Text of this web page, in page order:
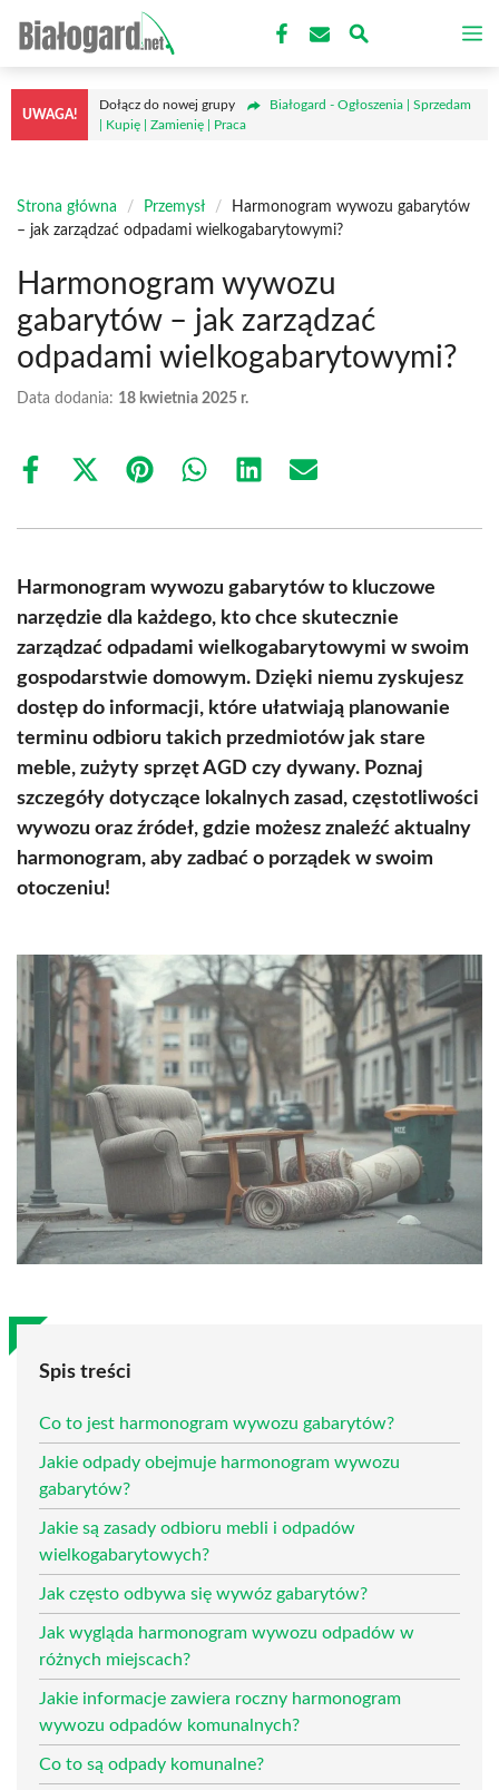
treści
UWAGA!
Dołącz do nowej grupy
Białogard - Ogłoszenia | Sprzedam
| Kupię | Zamienię | Praca
Strona główna / Przemysł /
Harmonogram wywozu gabarytów
– jak zarządzać odpadami wielkogabarytowymi?
Harmonogram wywozu
gabarytów – jak zarządzać
odpadami wielkogabarytowymi?
Data dodania: 18 kwietnia 2025 r.
Share
Share
(Twitter)
Share Share Share Share
Harmonogram wywozu gabarytów to kluczowe
narzędzie dla każdego, kto chce skutecznie
zarządzać odpadami wielkogabarytowymi w swoim
gospodarstwie domowym. Dzięki niemu zyskujesz
dostęp do informacji, które ułatwiają planowanie
terminu odbioru takich przedmiotów jak stare
meble, zużyty sprzęt AGD czy dywany. Poznaj
szczegóły dotyczące lokalnych zasad, częstotliwości
wywozu oraz źródeł, gdzie możesz znaleźć aktualny
harmonogram, aby zadbać o porządek w swoim
otoczeniu!
Spis treści
Co to jest harmonogram wywozu gabarytów?
Jakie odpady obejmuje harmonogram wywozu
gabarytów?
Jakie są zasady odbioru mebli i odpadów
wielkogabarytowych?
Jak często odbywa się wywóz gabarytów?
Jak wygląda harmonogram wywozu odpadów w
różnych miejscach?
Jakie informacje zawiera roczny harmonogram
wywozu odpadów komunalnych?
Co to są odpady komunalne?